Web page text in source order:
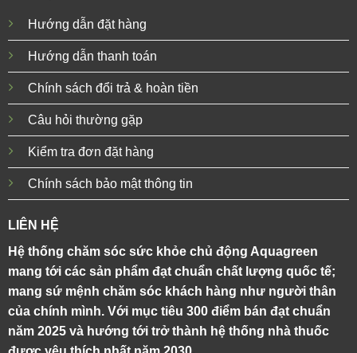
Hướng dẫn đặt hàng
Hướng dẫn thanh toán
Chính sách đổi trả & hoàn tiền
Câu hỏi thường gặp
Kiểm tra đơn đặt hàng
Chính sách bảo mật thông tin
LIÊN HỆ
Hệ thống chăm sóc sức khỏe chủ động Aquagreen
mang tới các sản phẩm đạt chuẩn chất lượng quốc tế;
mang sứ mệnh chăm sóc khách hàng như người thân
của chính mình. Với mục tiêu 300 điểm bán đạt chuẩn
năm 2025 và hướng tới trở thành hệ thống nhà thuốc